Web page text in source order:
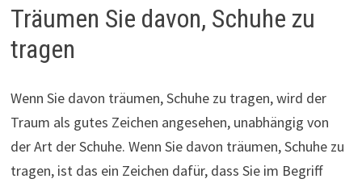
Träumen Sie davon, Schuhe zu
tragen
Wenn Sie davon träumen, Schuhe zu tragen, wird der
Traum als gutes Zeichen angesehen, unabhängig von
der Art der Schuhe. Wenn Sie davon träumen, Schuhe zu
tragen, ist das ein Zeichen dafür, dass Sie im Begriff